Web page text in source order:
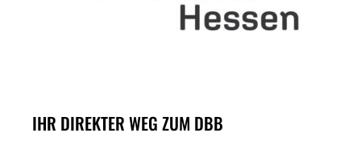
IHR DIREKTER WEG ZUM DBB